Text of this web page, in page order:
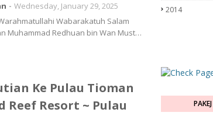
Wednesday, January 29, 2025
Wabarakatuh Salam
Muhammad Redhuan bin Wan Must…
Ke Pulau Tioman
Reef Resort ~ Pulau
2014